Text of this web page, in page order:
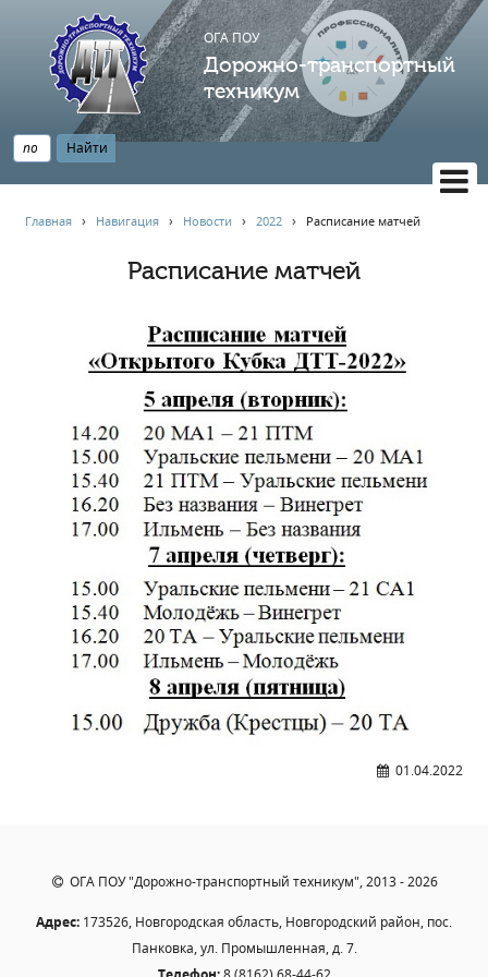
ОГА ПОУ
Дорожно-транспортный
техникум
АБИТУРИЕНТУ
Опрос по качеству образования
Наблюдательный совет
Информация
Независимая оценка качества
Профориентация
Обращения онлайн
Контакты
Региональный центр по профилактике ДДТТ
Учебно-производственный комплекс
Центр карьеры
Противодействие коррупции
Основные сведения
Структура и органы управления образовательной
организацией
Главная › Навигация › Новости ›2022 › Расписание матчей
Расписание матчей
01.04.2022
ОГА ПОУ "Дорожно-транспортный техникум", 2013 - 2026
Адрес: 173526, Новгородская область, Новгородский район, пос.
Панковка, ул. Промышленная, д. 7.